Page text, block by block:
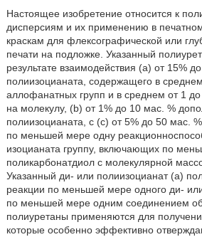
Настоящее изобретение относится к
дисперсиям и их применению в
краскам для флексографической или
печати на подложке. Указанный
результате взаимодействия (a) от 15%
полиизоцианата, содержащего в
аллофанатных групп и в среднем от 1
на молекулу, (b) от 1% до 10 мас. %
полиизоцианата, с (c) от 5% до 50 мас.
по меньшей мере одну
изоцианата группу, включающих по
поликарбонатдиол с молекулярной
Указанный ди- или полиизоцианат (а)
реакции по меньшей мере одного ди-
по меньшей мере одним соединением
полиуретаны применяются для
которые особенно эффективно